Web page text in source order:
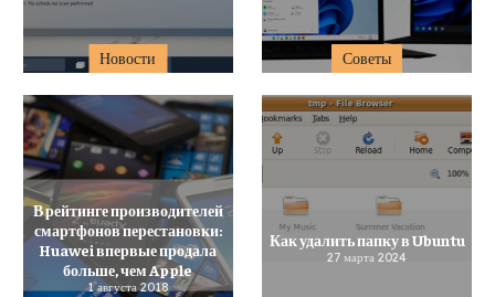
Новости Советы
В рейтинге производителей
смартфонов перестановки:
Huawei впервые продала
больше, чем Apple
1 августа 2018
Как удалить папку в Ubuntu
27 марта 2024